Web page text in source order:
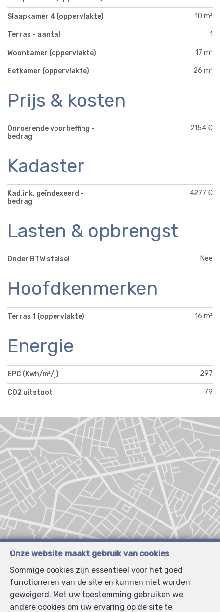
Slaapkamer 4 (oppervlakte) 10 m²
Terras - aantal 1
Woonkamer (oppervlakte) 17 m²
Eetkamer (oppervlakte) 26 m²
Prijs & kosten
Onroerende voorheffing -
bedrag
2154 €
Kadaster
Kad.ink. geïndexeerd -
bedrag
4277 €
Lasten & opbrengst
Onder BTW stelsel Nee
Hoofdkenmerken
Terras 1 (oppervlakte) 16 m²
Energie
EPC (Kwh/m²/j) 297
CO2 uitstoot 79
Onze website maakt gebruik van cookies
Sommige cookies zijn essentieel voor het goed
functioneren van de site en kunnen niet worden
geweigerd. Met uw toestemming gebruiken we
andere cookies om uw ervaring op de site te